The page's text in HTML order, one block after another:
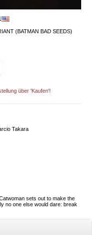
(BATMAN BAD SEEDS)
über 'Kaufen'!
Takara
sets out to make the
no one else would dare: break